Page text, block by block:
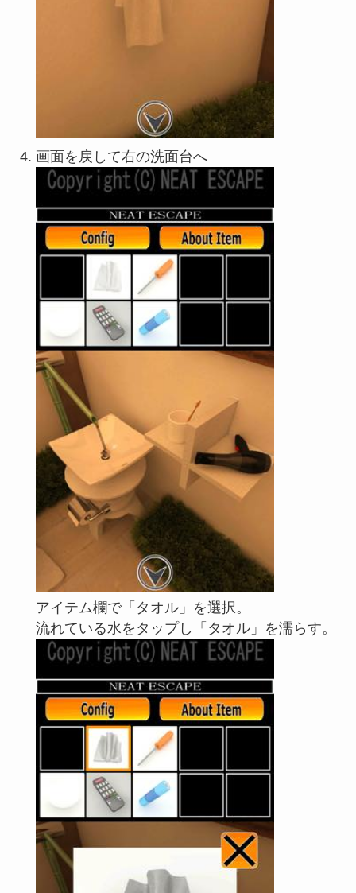
画面を戻して右の洗面台へ
アイテム欄で「タオル」を選択。
流れている水をタップし「タオル」を濡らす。